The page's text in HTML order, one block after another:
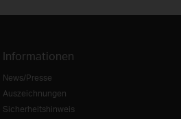
Informationen
News/Presse
Auszeichnungen
Sicherheitshinweis